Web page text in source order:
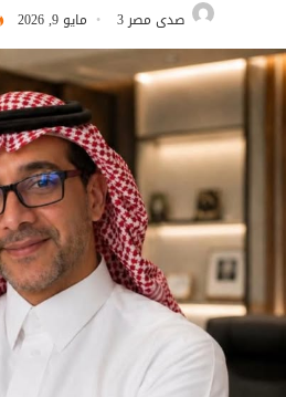
صدى مصر 3 مايو 9, 2026